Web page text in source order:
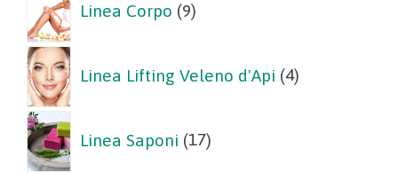
Linea Corpo 9prodotti
Linea Lifting Veleno d'Api 4prodotti
Linea Saponi 17prodotti